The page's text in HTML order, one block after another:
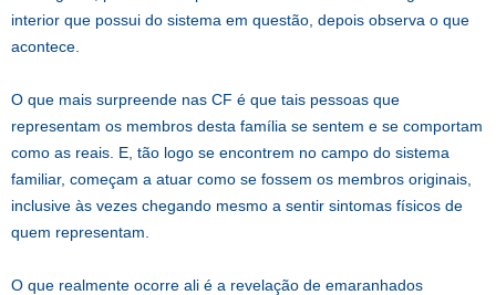
interior que possui do sistema em questão, depois observa o que
acontece.
O que mais surpreende nas CF é que tais pessoas que
representam os membros desta família se sentem e se comportam
como as reais. E, tão logo se encontrem no campo do sistema
familiar, começam a atuar como se fossem os membros originais,
inclusive às vezes chegando mesmo a sentir sintomas físicos de
quem representam.
O que realmente ocorre ali é a revelação de emaranhados